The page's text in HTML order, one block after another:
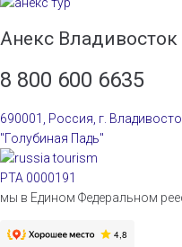
Анекс Владивосток
8 800 600 6635
690001, Россия, г.
"Голубиная Падь"
РТА 0000191
мы в Едином Федеральном